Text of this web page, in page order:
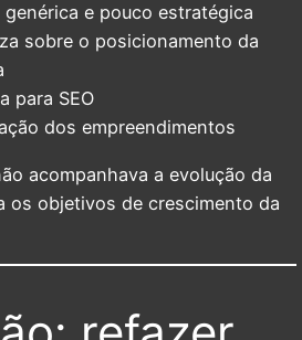
genérica e pouco estratégica
sobre o posicionamento da
para SEO
dos empreendimentos
acompanhava a evolução da
os objetivos de crescimento da